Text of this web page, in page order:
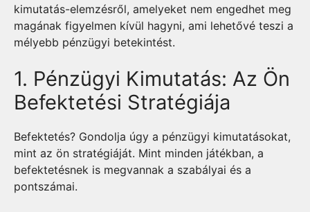
kimutatás-elemzésről, amelyeket nem engedhet meg
magának figyelmen kívül hagyni, ami lehetővé teszi a
mélyebb pénzügyi betekintést.
1. Pénzügyi Kimutatás: Az Ön
Befektetési Stratégiája
Befektetés? Gondolja úgy a pénzügyi kimutatásokat,
mint az ön stratégiáját. Mint minden játékban, a
befektetésnek is megvannak a szabályai és a
pontszámai.